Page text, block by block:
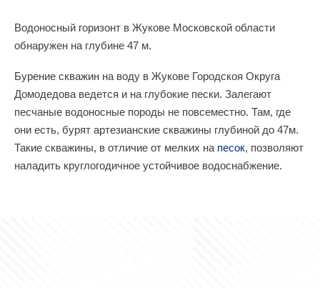
Водоносный горизонт в Жукове Московской области
обнаружен на глубине 47 м.
Бурение скважин на воду в Жукове Городскоя Округа
Домодедова ведется и на глубокие пески. Залегают
песчаные водоносные породы не повсеместно. Там, где
они есть, бурят артезианские скважины глубиной до 47м.
Такие скважины, в отличие от мелких на песок, позволяют
наладить круглогодичное устойчивое водоснабжение.